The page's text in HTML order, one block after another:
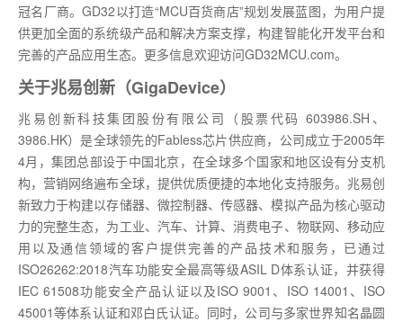
冠名厂商。GD32以打造“MCU百货商店”规划发展蓝图，为用户提
供更加全面的系统级产品和解决方案支撑，构建智能化开发平台和
完善的产品应用生态。更多信息欢迎访问GD32MCU.com。
关于兆易创新（GigaDevice）
兆易创新科技集团股份有限公司（股票代码 603986.SH、
3986.HK）是全球领先的Fabless芯片供应商，公司成立于2005年
4月，集团总部设于中国北京，在全球多个国家和地区设有分支机
构，营销网络遍布全球，提供优质便捷的本地化支持服务。兆易创
新致力于构建以存储器、微控制器、传感器、模拟产品为核心驱动
力的完整生态，为工业、汽车、计算、消费电子、物联网、移动应
用以及通信领域的客户提供完善的产品技术和服务，已通过
ISO26262:2018汽车功能安全最高等级ASIL D体系认证，并获得
IEC 61508功能安全产品认证以及ISO 9001、ISO 14001、ISO
45001等体系认证和邓白氏认证。同时，公司与多家世界知名晶圆